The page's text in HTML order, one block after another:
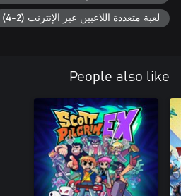
لعبة متعددة اللاعبين عبر الإنترنت (2-4)
People also like